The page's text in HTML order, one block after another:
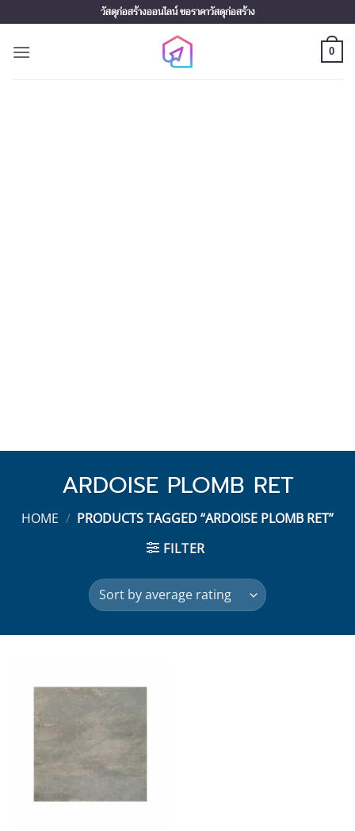
to
content
วัสดุก่อสร้างออนไลน์ ขอราคาวัสดุก่อสร้าง
0
ARDOISE PLOMB RET
HOME / PRODUCTS TAGGED “ARDOISE PLOMB RET”
FILTER